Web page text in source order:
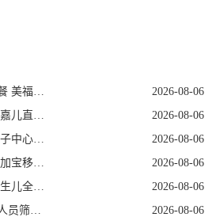
2026-08-06
2026-08-06
2026-08-06
2026-08-06
2026-08-06
2026-08-06